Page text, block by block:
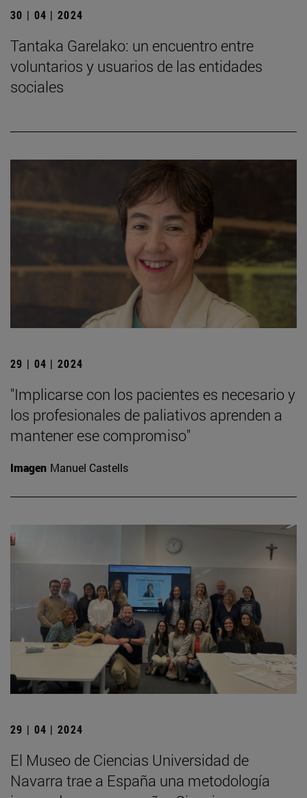
30 | 04 | 2024
Tantaka Garelako: un encuentro entre
voluntarios y usuarios de las entidades
sociales
29 | 04 | 2024
"Implicarse con los pacientes es necesario y
los profesionales de paliativos aprenden a
mantener ese compromiso"
Imagen Manuel Castells
29 | 04 | 2024
El Museo de Ciencias Universidad de
Navarra trae a España una metodología